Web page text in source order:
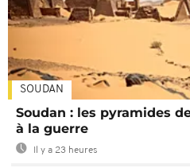
SOUDAN
Soudan : les pyramides
à la guerre
Il y a 23 heures